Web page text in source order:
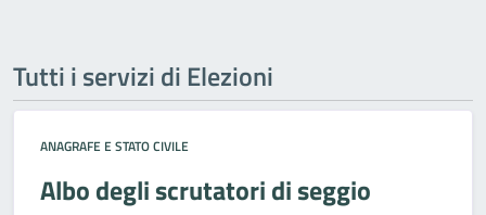
Tutti i servizi di Elezioni
ANAGRAFE E STATO CIVILE
Albo degli scrutatori di seggio